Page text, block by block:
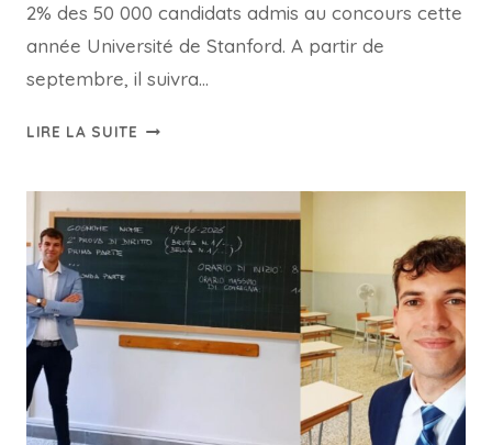
2% des 50 000 candidats admis au concours cette
année Université de Stanford. A partir de
septembre, il suivra…
LIRE LA SUITE ANDREA
:
UNE
SARDE
18